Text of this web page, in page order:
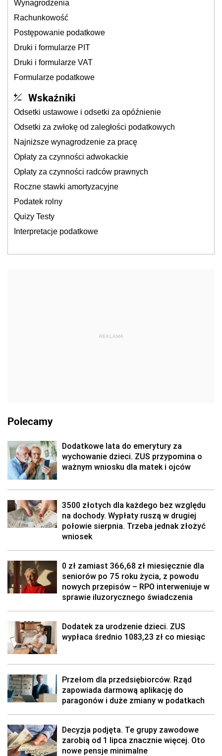
Wynagrodzenia
Rachunkowość
Postępowanie podatkowe
Druki i formularze PIT
Druki i formularze VAT
Formularze podatkowe
Wskaźniki
Odsetki ustawowe i odsetki za opóźnienie
Odsetki za zwłokę od zaległości podatkowych
Najniższe wynagrodzenie za pracę
Opłaty za czynności adwokackie
Opłaty za czynności radców prawnych
Roczne stawki amortyzacyjne
Podatek rolny
Quizy Testy
Interpretacje podatkowe
REKLAMA
Polecamy
Dodatkowe lata do emerytury za
wychowanie dzieci. ZUS przypomina o
ważnym wniosku dla matek i ojców
3500 złotych dla każdego bez względu
na dochody. Wypłaty ruszą w drugiej
połowie sierpnia. Trzeba jednak złożyć
wniosek
0 zł zamiast 366,68 zł miesięcznie dla
seniorów po 75 roku życia, z powodu
nowych przepisów – RPO interweniuje w
sprawie iluzorycznego świadczenia
Dodatek za urodzenie dzieci. ZUS
wypłaca średnio 1083,23 zł co miesiąc
Przełom dla przedsiębiorców. Rząd
zapowiada darmową aplikację do
paragonów i duże zmiany w podatkach
Decyzja podjęta. Te grupy zawodowe
zarobią od 1 lipca znacznie więcej. Oto
nowe pensje minimalne